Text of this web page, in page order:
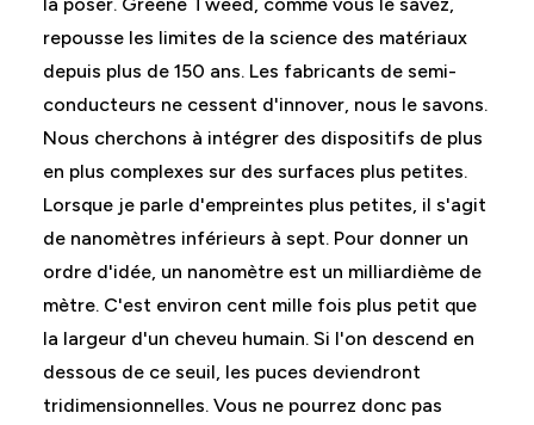
repousse les limites de la science des matériaux
depuis plus de 150 ans. Les fabricants de semi-
conducteurs ne cessent d'innover, nous le savons.
Nous cherchons à intégrer des dispositifs de plus
en plus complexes sur des surfaces plus petites.
Lorsque je parle d'empreintes plus petites, il s'agit
de nanomètres inférieurs à sept. Pour donner un
ordre d'idée, un nanomètre est un milliardième de
mètre. C'est environ cent mille fois plus petit que
la largeur d'un cheveu humain. Si l'on descend en
dessous de ce seuil, les puces deviendront
tridimensionnelles. Vous ne pourrez donc pas